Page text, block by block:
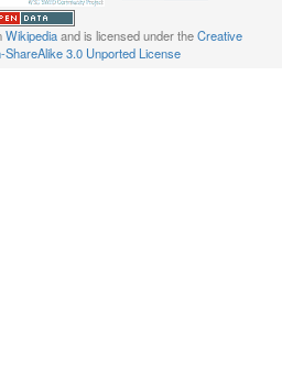
Wikipediaand is licensed under theCreative
ShareAlike 3.0 Unported License